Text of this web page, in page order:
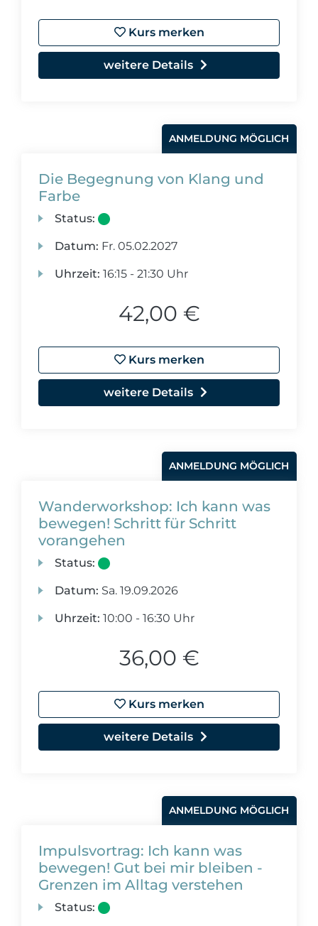
Kurs merken
weitere Details
ANMELDUNG MÖGLICH
Die Begegnung von Klang und
Farbe
Status:
Datum: Fr. 05.02.2027
Uhrzeit: 16:15 - 21:30 Uhr
42,00 €
Kurs merken
weitere Details
ANMELDUNG MÖGLICH
Wanderworkshop: Ich kann was
bewegen! Schritt für Schritt
vorangehen
Status:
Datum: Sa. 19.09.2026
Uhrzeit: 10:00 - 16:30 Uhr
36,00 €
Kurs merken
weitere Details
ANMELDUNG MÖGLICH
Impulsvortrag: Ich kann was
bewegen! Gut bei mir bleiben -
Grenzen im Alltag verstehen
Status: